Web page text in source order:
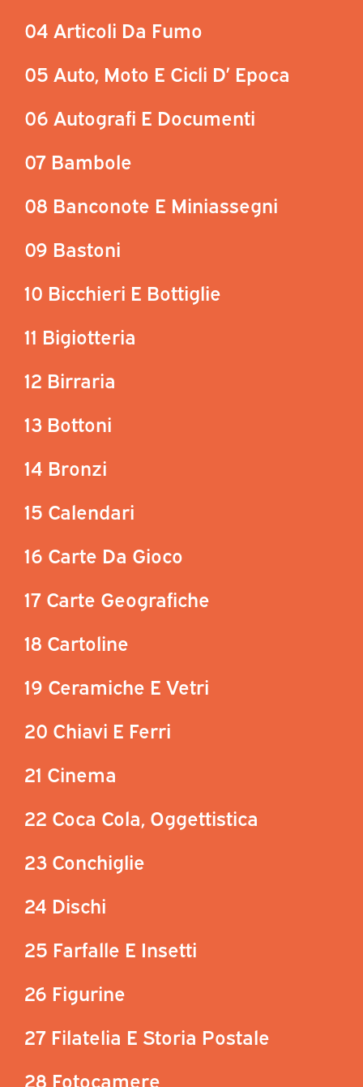
04 Articoli Da Fumo
05 Auto, Moto E Cicli D’ Epoca
06 Autografi E Documenti
07 Bambole
08 Banconote E Miniassegni
09 Bastoni
10 Bicchieri E Bottiglie
11 Bigiotteria
12 Birraria
13 Bottoni
14 Bronzi
15 Calendari
16 Carte Da Gioco
17 Carte Geografiche
18 Cartoline
19 Ceramiche E Vetri
20 Chiavi E Ferri
21 Cinema
22 Coca Cola, Oggettistica
23 Conchiglie
24 Dischi
25 Farfalle E Insetti
26 Figurine
27 Filatelia E Storia Postale
28 Fotocamere